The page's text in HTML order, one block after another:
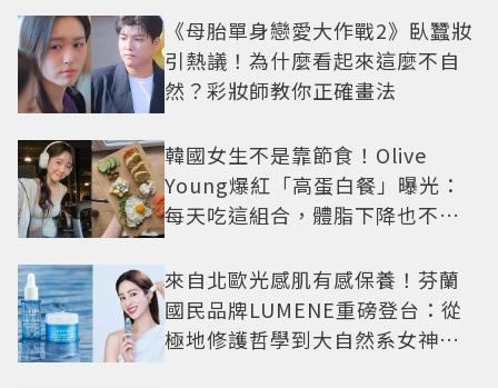
《母胎單身戀愛大作戰2》臥蠶妝
引熱議！為什麼看起來這麼不自
然？彩妝師教你正確畫法
韓國女生不是靠節食！Olive
Young爆紅「高蛋白餐」曝光：
每天吃這組合，體脂下降也不怕
來自北歐光感肌有感保養！芬蘭
國民品牌LUMENE重磅登台：從
極地修護哲學到大自然系女神莫